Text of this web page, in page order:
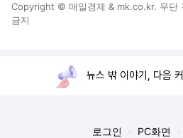
Copyright © 매일경제 & mk.co.kr. 무단
금지
뉴스 밖 이야기, 다음
로그인 PC화면